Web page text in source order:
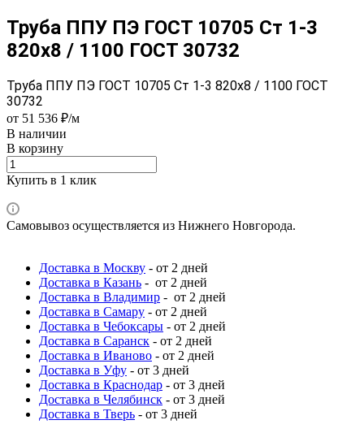
Труба ППУ ПЭ ГОСТ 10705 Ст 1-3
820x8 / 1100 ГОСТ 30732
Труба ППУ ПЭ ГОСТ 10705 Ст 1-3 820x8 / 1100 ГОСТ
30732
от 51 536 ₽/м
В наличии
В корзину
Купить в 1 клик
Самовывоз осуществляется из Нижнего Новгорода.
Доставка в Москву - от 2 дней
Доставка в Казань - от 2 дней
Доставка в Владимир - от 2 дней
Доставка в Самару - от 2 дней
Доставка в Чебоксары - от 2 дней
Доставка в Саранск - от 2 дней
Доставка в Иваново - от 2 дней
Доставка в Уфу - от 3 дней
Доставка в Краснодар - от 3 дней
Доставка в Челябинск - от 3 дней
Доставка в Тверь - от 3 дней